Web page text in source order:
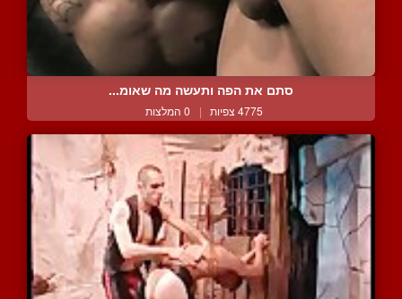
סתם את הפה ותעשה מה שאומ...
4775 צפיות | 0 המלצות